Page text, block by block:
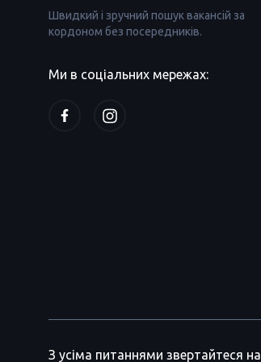
Швидкий і зручний пошук вакансій за
кордоном без посередників.
Ми в соціальних мережах:
З усіма питаннями звертайтеся на